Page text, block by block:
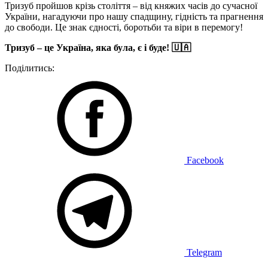
Тризуб пройшов крізь століття – від княжих часів до сучасної
України, нагадуючи про нашу спадщину, гідність та прагнення
до свободи. Це знак єдності, боротьби та віри в перемогу!
Тризуб – це Україна, яка була, є і буде! 🇺🇦
Поділитись:
Facebook
Telegram